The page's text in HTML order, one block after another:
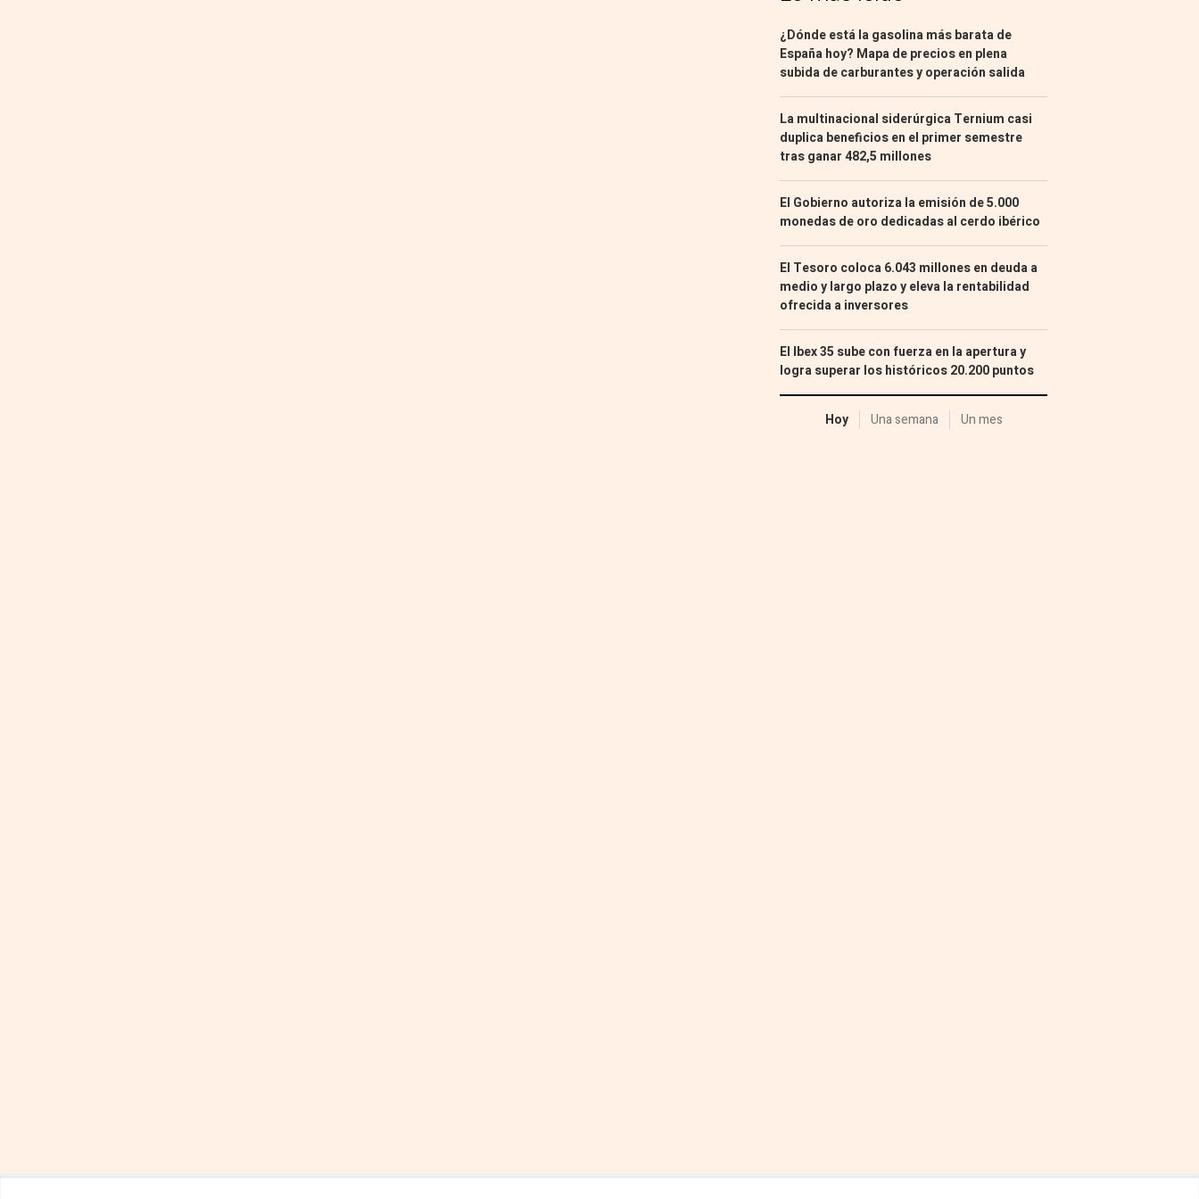
¿Dónde está la gasolina más barata de
España hoy? Mapa de precios en plena
subida de carburantes y operación salida
La multinacional siderúrgica Ternium casi
duplica beneficios en el primer semestre
tras ganar 482,5 millones
El Gobierno autoriza la emisión de 5.000
monedas de oro dedicadas al cerdo ibérico
El Tesoro coloca 6.043 millones en deuda a
medio y largo plazo y eleva la rentabilidad
ofrecida a inversores
El Ibex 35 sube con fuerza en la apertura y
logra superar los históricos 20.200 puntos
Hoy Una semana Un mes